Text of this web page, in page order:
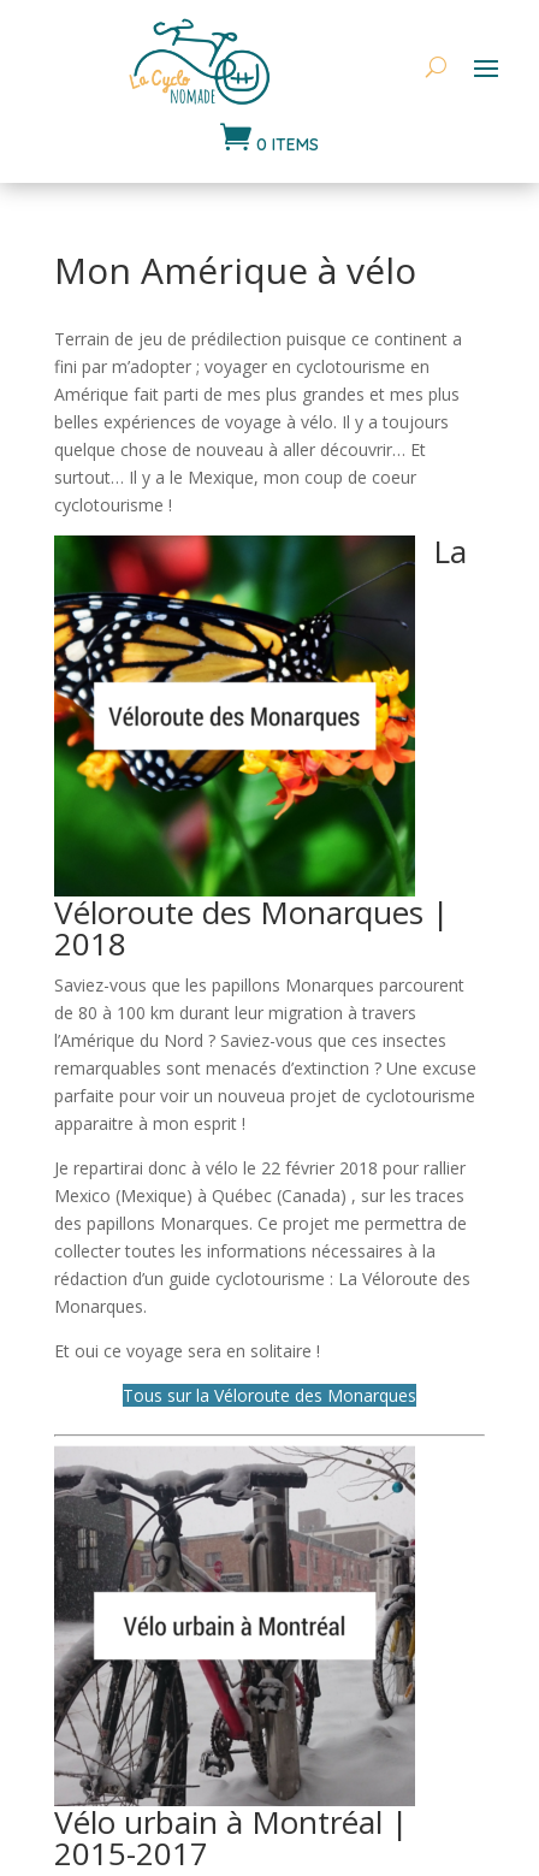
 0 ITEMS
Mon Amérique à vélo
Terrain de jeu de prédilection puisque ce continent a
fini par m’adopter ; voyager en cyclotourisme en
Amérique fait parti de mes plus grandes et mes plus
belles expériences de voyage à vélo. Il y a toujours
quelque chose de nouveau à aller découvrir… Et
surtout… Il y a le Mexique, mon coup de coeur
cyclotourisme !
La
Véloroute des Monarques |
2018
Saviez-vous que les papillons Monarques parcourent
de 80 à 100 km durant leur migration à travers
l’Amérique du Nord ? Saviez-vous que ces insectes
remarquables sont menacés d’extinction ? Une excuse
parfaite pour voir un nouveua projet de cyclotourisme
apparaitre à mon esprit !
Je repartirai donc à vélo le 22 février 2018 pour rallier
Mexico (Mexique) à Québec (Canada) , sur les traces
des papillons Monarques. Ce projet me permettra de
collecter toutes les informations nécessaires à la
rédaction d’un guide cyclotourisme : La Véloroute des
Monarques.
Et oui ce voyage sera en solitaire !
Tous sur la Véloroute des Monarques
Vélo urbain à Montréal |
2015-2017